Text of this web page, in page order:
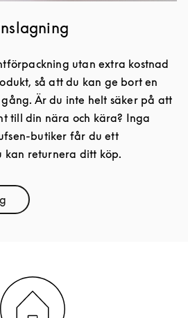
utan extra kostnad
så att du kan ge bort en
Är du inte helt säker på att
till din nära och kära? Inga
butiker får du ett
kan returnera ditt köp.
in New Tab